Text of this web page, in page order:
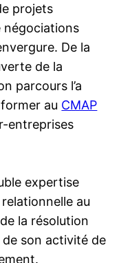
projets
négociations
De la
de la
parcours l’a
au CMAP
entreprises
expertise
au
la résolution
son activité de